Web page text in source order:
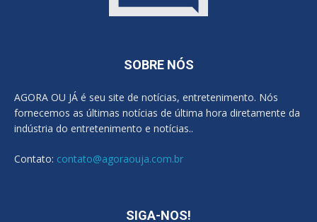
SOBRE NÓS
AGORA OU JÁ é seu site de notícias, entretenimento. Nós
fornecemos as últimas notícias de última hora diretamente da
indústria do entretenimento e notícias..
Contato: contato@agoraouja.com.br
SIGA-NOS!